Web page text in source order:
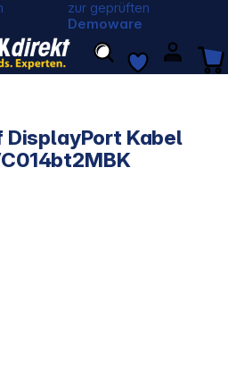
zur geprüften
Demoware
DisplayPort Kabel